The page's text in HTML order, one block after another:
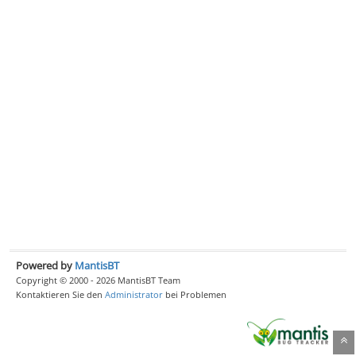
Powered by MantisBT
Copyright © 2000 - 2026 MantisBT Team
Kontaktieren Sie den Administrator bei Problemen